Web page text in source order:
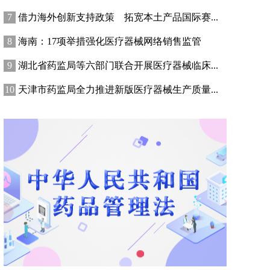
借力海外创新支持政策 拓宽本土产品国际赛...
海南：17项举措强化医疗器械网络销售监管
湖北省药监局等六部门联合开展医疗器械临床...
天津市药监局全力推进新版医疗器械生产质量...